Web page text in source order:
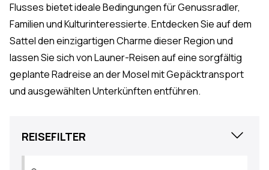
Flusses bietet ideale Bedingungen für Genussradler,
Familien und Kulturinteressierte. Entdecken Sie auf dem
Sattel den einzigartigen Charme dieser Region und
lassen Sie sich von Launer-Reisen auf eine sorgfältig
geplante Radreise an der Mosel mit Gepäcktransport
und ausgewählten Unterkünften entführen.
REISEFILTER